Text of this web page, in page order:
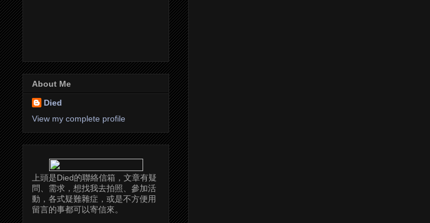
About Me
Died
View my complete profile
上頭是Died的聯絡信箱，文章有疑
問、需求，想找我去拍照、參加活
動，各式疑難雜症，或是不方便用
留言的事都可以寄信來。